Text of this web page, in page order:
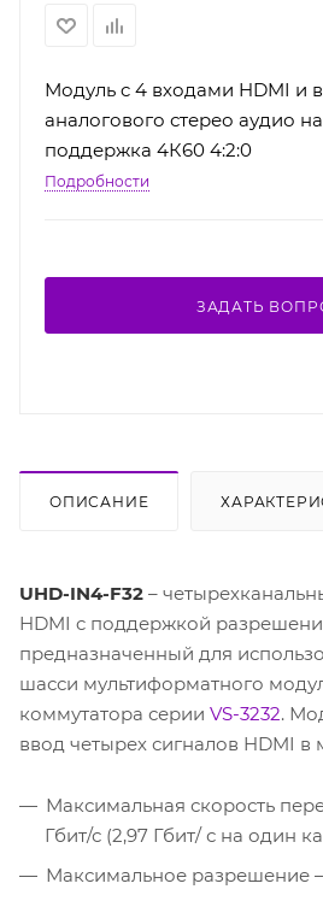
Модуль c 4 входами HDMI и
аналогового стерео аудио
поддержка 4К60 4:2:0
Подробности
ЗАДАТЬ
ОПИСАНИЕ
UHD-IN4-F32 –
HDMI c поддержкой
предназначенный для
шасси мультиформатного
коммутатора серии VS-3232.
ввод четырех сигналов HDMI в
Максимальная скорость
Гбит/с (2,97 Гбит/ с на один
Максимальное разрешение –